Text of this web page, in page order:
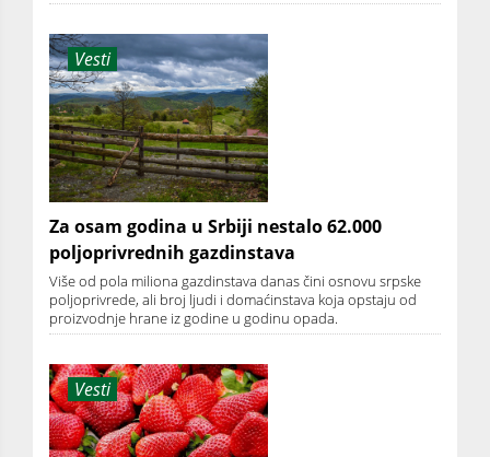
Vesti
Za osam godina u Srbiji nestalo 62.000
poljoprivrednih gazdinstava
Više od pola miliona gazdinstava danas čini osnovu srpske
poljoprivrede, ali broj ljudi i domaćinstava koja opstaju od
proizvodnje hrane iz godine u godinu opada.
Vesti